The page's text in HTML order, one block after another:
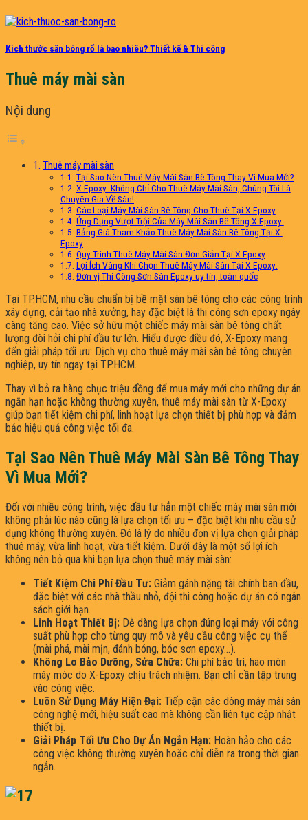
Kích thước sân bóng rổ là bao nhiêu? Thiết kế & Thi công
Thuê máy mài sàn
Nội dung
Thuê máy mài sàn
Tại Sao Nên Thuê Máy Mài Sàn Bê Tông Thay Vì Mua Mới?
X-Epoxy: Không Chỉ Cho Thuê Máy Mài Sàn, Chúng Tôi Là
Chuyên Gia Về Sàn!
Các Loại Máy Mài Sàn Bê Tông Cho Thuê Tại X-Epoxy
Ứng Dụng Vượt Trội Của Máy Mài Sàn Bê Tông X-Epoxy:
Bảng Giá Tham Khảo Thuê Máy Mài Sàn Bê Tông Tại X-
Epoxy
Quy Trình Thuê Máy Mài Sàn Đơn Giản Tại X-Epoxy
Lợi Ích Vàng Khi Chọn Thuê Máy Mài Sàn Tại X-Epoxy:
Đơn vị Thi Công Sơn Sàn Epoxy uy tín, toàn quốc
Tại TP.HCM, nhu cầu chuẩn bị bề mặt sàn bê tông cho các công trình
xây dựng, cải tạo nhà xưởng, hay đặc biệt là thi công sơn epoxy ngày
càng tăng cao. Việc sở hữu một chiếc máy mài sàn bê tông chất
lượng đòi hỏi chi phí đầu tư lớn. Hiểu được điều đó, X-Epoxy mang
đến giải pháp tối ưu: Dịch vụ cho thuê máy mài sàn bê tông chuyên
nghiệp, uy tín ngay tại TP.HCM.
Thay vì bỏ ra hàng chục triệu đồng để mua máy mới cho những dự án
ngắn hạn hoặc không thường xuyên, thuê máy mài sàn từ X-Epoxy
giúp bạn tiết kiệm chi phí, linh hoạt lựa chọn thiết bị phù hợp và đảm
bảo hiệu quả công việc tối đa.
Tại Sao Nên Thuê Máy Mài Sàn Bê Tông Thay
Vì Mua Mới?
Đối với nhiều công trình, việc đầu tư hẳn một chiếc máy mài sàn mới
không phải lúc nào cũng là lựa chọn tối ưu – đặc biệt khi nhu cầu sử
dụng không thường xuyên. Đó là lý do nhiều đơn vị lựa chọn giải pháp
thuê máy, vừa linh hoạt, vừa tiết kiệm. Dưới đây là một số lợi ích
không nên bỏ qua khi bạn lựa chọn thuê máy mài sàn:
Tiết Kiệm Chi Phí Đầu Tư: Giảm gánh nặng tài chính ban đầu,
đặc biệt với các nhà thầu nhỏ, đội thi công hoặc dự án có ngân
sách giới hạn.
Linh Hoạt Thiết Bị: Dễ dàng lựa chọn đúng loại máy với công
suất phù hợp cho từng quy mô và yêu cầu công việc cụ thể
(mài phá, mài mịn, đánh bóng, bóc sơn epoxy…).
Không Lo Bảo Dưỡng, Sửa Chữa: Chi phí bảo trì, hao mòn
máy móc do X-Epoxy chịu trách nhiệm. Bạn chỉ cần tập trung
vào công việc.
Luôn Sử Dụng Máy Hiện Đại: Tiếp cận các dòng máy mài sàn
công nghệ mới, hiệu suất cao mà không cần liên tục cập nhật
thiết bị.
Giải Pháp Tối Ưu Cho Dự Án Ngắn Hạn: Hoàn hảo cho các
công việc không thường xuyên hoặc chỉ diễn ra trong thời gian
ngắn.